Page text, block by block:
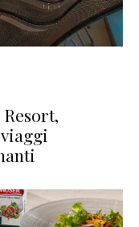
Resort,